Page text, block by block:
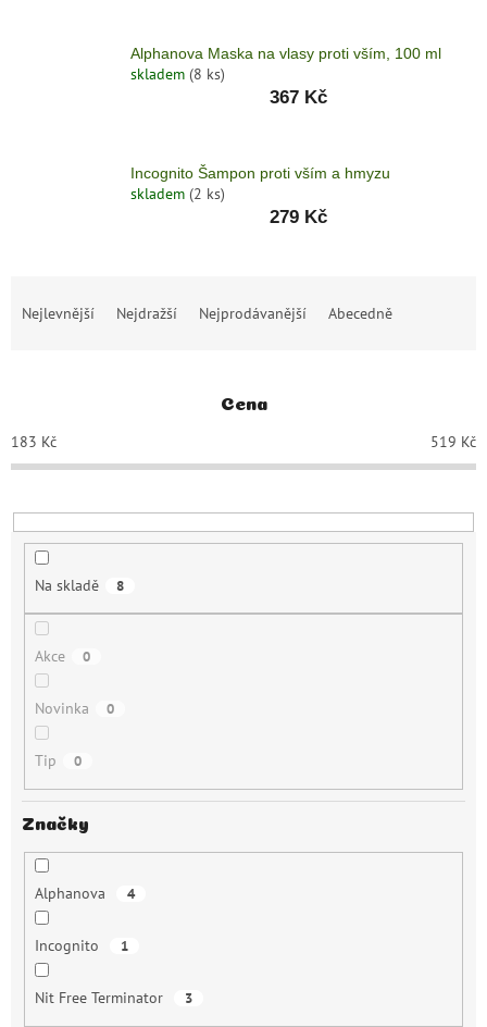
Alphanova Maska na vlasy proti vším, 100 ml
skladem (8 ks)
367 Kč
Incognito Šampon proti vším a hmyzu
skladem (2 ks)
279 Kč
aNejlevnější Nejdražší Nejprodávanější Abecedně
Cena
183 Kč 519 Kč
Na skladě 8
Akce 0
Novinka 0
Tip 0
Značky
Alphanova 4
Incognito 1
Nit Free Terminator 3